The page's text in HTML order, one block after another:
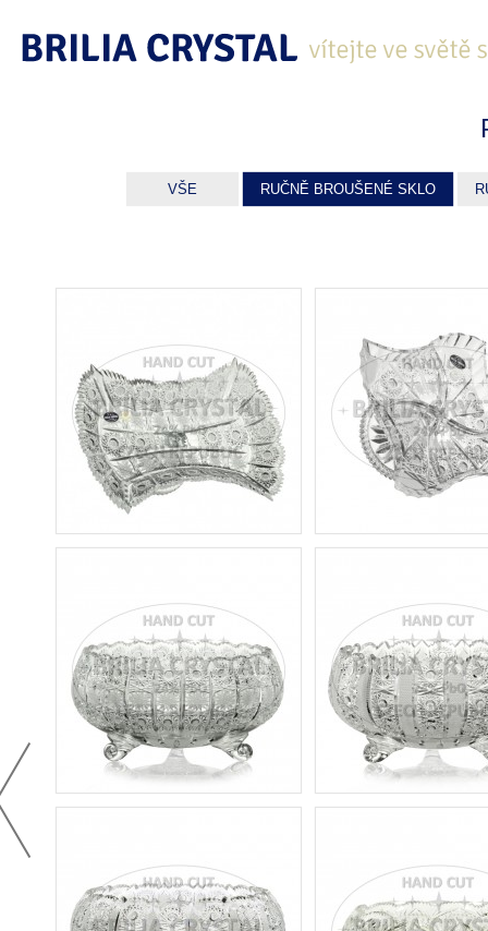
VŠE RUČNĚ BROUŠENÉ SKLO